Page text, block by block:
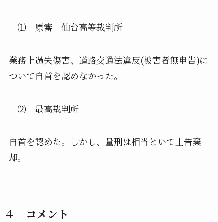
⑴ 原審 仙台高等裁判所
業務上過失傷害、道路交通法違反(被害者無申告)に
ついて自首を認めなかった。
⑵ 最高裁判所
自首を認めた。しかし、量刑は相当といて上告棄
却。
４ コメント